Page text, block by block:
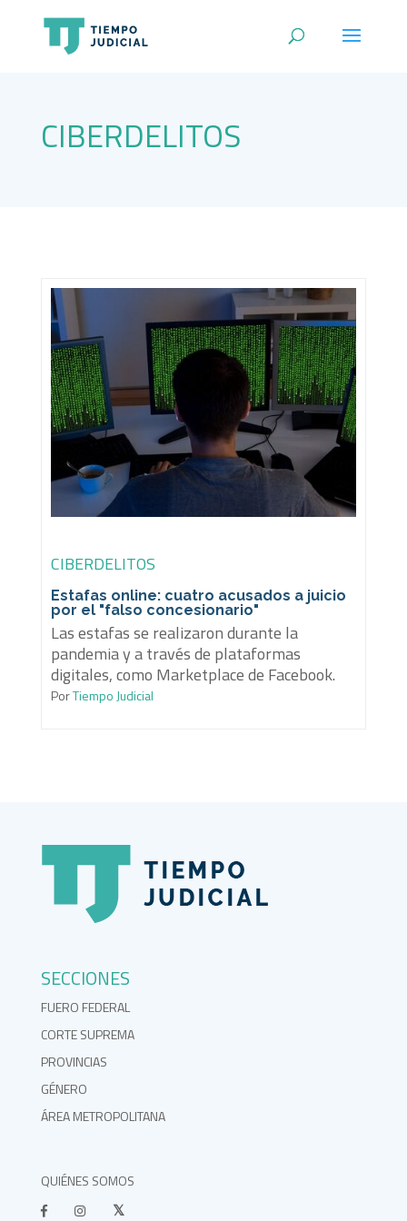
CIBERDELITOS
CIBERDELITOS
Estafas online: cuatro acusados a juicio
por el "falso concesionario"
Las estafas se realizaron durante la
pandemia y a través de plataformas
digitales, como Marketplace de Facebook.
PorTiempo Judicial
SECCIONES
FUERO FEDERAL
CORTE SUPREMA
PROVINCIAS
GÉNERO
ÁREA METROPOLITANA
QUIÉNES SOMOS